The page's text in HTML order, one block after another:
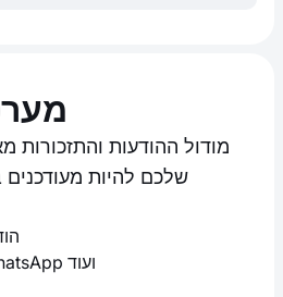
מודול ההודעות והתזכורות
שלכם להיות
SMS, Telegram, WhatsApp ועוד